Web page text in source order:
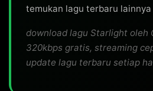
temukan lagu terbaru
download lagu Starlight oleh
320kbps gratis, streaming
update lagu terbaru setiap